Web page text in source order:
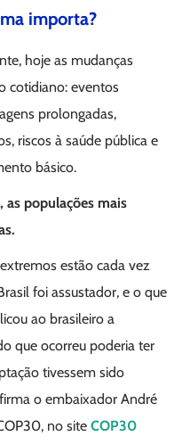
importa?
hoje as mudanças
cotidiano: eventos
prolongadas,
riscos à saúde pública e
básico.
as populações mais
estão cada vez
foi assustador, e o que
ao brasileiro a
que ocorreu poderia ter
tivessem sido
o embaixador André
no site COP30